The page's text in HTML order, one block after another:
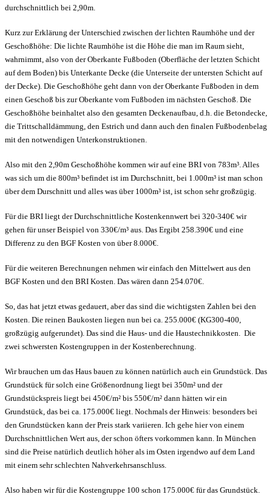
durchschnittlich bei 2,90m.
Kurz zur Erklärung der Unterschied zwischen der lichten Raumhöhe und der
Geschoßhöhe: Die lichte Raumhöhe ist die Höhe die man im Raum sieht,
wahrnimmt, also von der Oberkante Fußboden (Oberfläche der letzten Schicht
auf dem Boden) bis Unterkante Decke (die Unterseite der untersten Schicht auf
der Decke). Die Geschoßhöhe geht dann von der Oberkante Fußboden in dem
einen Geschoß bis zur Oberkante vom Fußboden im nächsten Geschoß. Die
Geschoßhöhe beinhaltet also den gesamten Deckenaufbau, d.h. die Betondecke,
die Trittschalldämmung, den Estrich und dann auch den finalen Fußbodenbelag
mit den notwendigen Unterkonstruktionen.
Also mit den 2,90m Geschoßhöhe kommen wir auf eine BRI von 783m³. Alles
was sich um die 800m³ befindet ist im Durchschnitt, bei 1.000m³ ist man schon
über dem Durschnitt und alles was über 1000m³ ist, ist schon sehr großzügig.
Für die BRI liegt der Durchschnittliche Kostenkennwert bei 320-340€ wir
gehen für unser Beispiel von 330€/m³ aus. Das Ergibt 258.390€ und eine
Differenz zu den BGF Kosten von über 8.000€.
Für die weiteren Berechnungen nehmen wir einfach den Mittelwert aus den
BGF Kosten und den BRI Kosten. Das wären dann 254.070€.
So, das hat jetzt etwas gedauert, aber das sind die wichtigsten Zahlen bei den
Kosten. Die reinen Baukosten liegen nun bei ca. 255.000€ (KG300-400,
großzügig aufgerundet). Das sind die Haus- und die Haustechnikkosten. Die
zwei schwersten Kostengruppen in der Kostenberechnung.
Wir brauchen um das Haus bauen zu können natürlich auch ein Grundstück. Das
Grundstück für solch eine Größenordnung liegt bei 350m² und der
Grundstückspreis liegt bei 450€/m² bis 550€/m² dann hätten wir ein
Grundstück, das bei ca. 175.000€ liegt. Nochmals der Hinweis: besonders bei
den Grundstücken kann der Preis stark variieren. Ich gehe hier von einem
Durchschnittlichen Wert aus, der schon öfters vorkommen kann. In München
sind die Preise natürlich deutlich höher als im Osten irgendwo auf dem Land
mit einem sehr schlechten Nahverkehrsanschluss.
Also haben wir für die Kostengruppe 100 schon 175.000€ für das Grundstück.